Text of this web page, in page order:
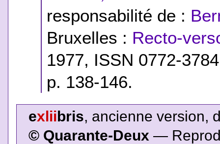
responsabilité de :
Bruxelles : Recto-
1977, ISSN 0772-
p. 138-146.
exliibris, ancienne version,
© Quarante-Deux —